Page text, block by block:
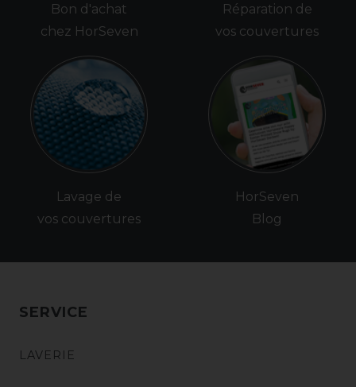
Bon d'achat
chez HorSeven
Lavage de
vos couvertures
Réparation de
vos couvertures
HorSeven
Blog
SERVICE
LAVERIE